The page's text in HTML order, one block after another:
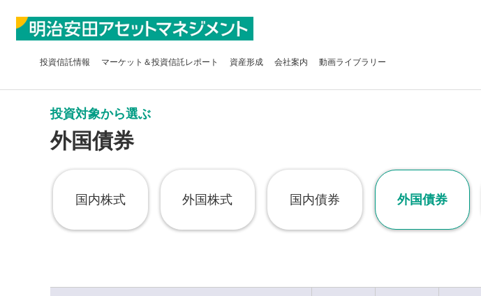
投資信託情報 マーケット＆投資信託レポート 資産形成 会社案内 動画ライブラリー
投資対象から選ぶ
外国債券
国内株式 外国株式 国内債券 外国債券